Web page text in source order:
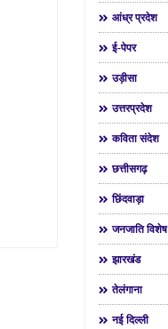
आंध्र प्रदेश
ई-पेपर
उड़ीसा
उत्तरप्रदेश
कविता संदेश
छत्तीसगढ़
छिंदवाड़ा
जनजाति विशेष
झारखंड
तेलंगाना
नई दिल्ली